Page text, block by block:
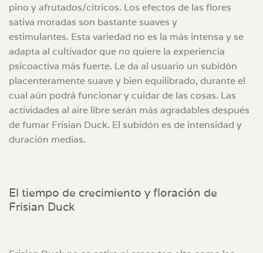
pino y afrutados/cítricos. Los efectos de las flores
sativa moradas son bastante suaves y
estimulantes. Esta variedad no es la más intensa y se
adapta al cultivador que no quiere la experiencia
psicoactiva más fuerte. Le da al usuario un subidón
placenteramente suave y bien equilibrado, durante el
cual aún podrá funcionar y cuidar de las cosas. Las
actividades al aire libre serán más agradables después
de fumar Frisian Duck. El subidón es de intensidad y
duración medias.
El tiempo de crecimiento y floración de
Frisian Duck